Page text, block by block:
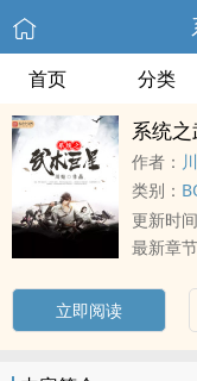
首页 分类
系统
作者：
类别：
更新时间
最新章节
立即阅读